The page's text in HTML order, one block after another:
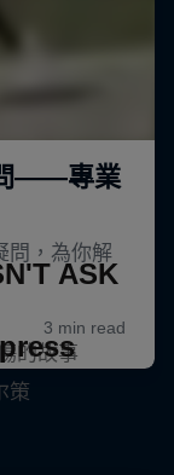
ASK
的故事
策